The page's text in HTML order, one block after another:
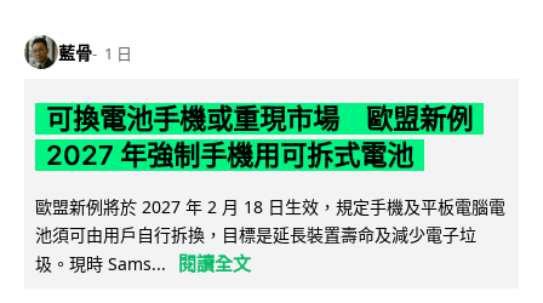
藍骨 1 日
可換電池手機或重現市場 歐盟新例
2027 年強制手機用可拆式電池
歐盟新例將於 2027 年 2 月 18 日生效，規定手機及平板電腦電
池須可由用戶自行拆換，目標是延長裝置壽命及減少電子垃
圾。現時 Sams...
閱讀全文